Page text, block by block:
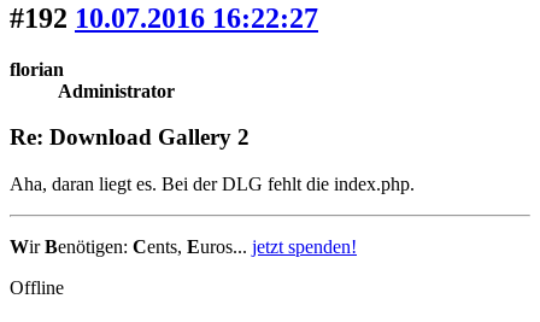
#192 10.07.2016 16:22:27
florian
Administrator
Re: Download Gallery 2
Aha, daran liegt es. Bei der DLG fehlt die index.php.
WirBenötigen: Cents, Euros... jetzt spenden!
Offline